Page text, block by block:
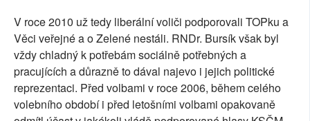
V roce 2010 už tedy liberální voliči podporovali TOPku a
Věci veřejné a o Zelené nestáli. RNDr. Bursík však byl
vždy chladný k potřebám sociálně potřebných a
pracujících a důrazně to dával najevo i jejich politické
reprezentaci. Před volbami v roce 2006, během celého
volebního období i před letošními volbami opakovaně